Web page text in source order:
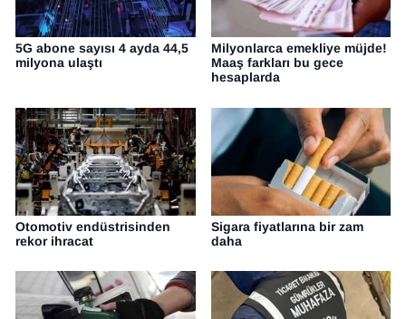
5G abone sayısı 4 ayda 44,5
milyona ulaştı
Milyonlarca emekliye müjde!
Maaş farkları bu gece
hesaplarda
Otomotiv endüstrisinden
rekor ihracat
Sigara fiyatlarına bir zam
daha